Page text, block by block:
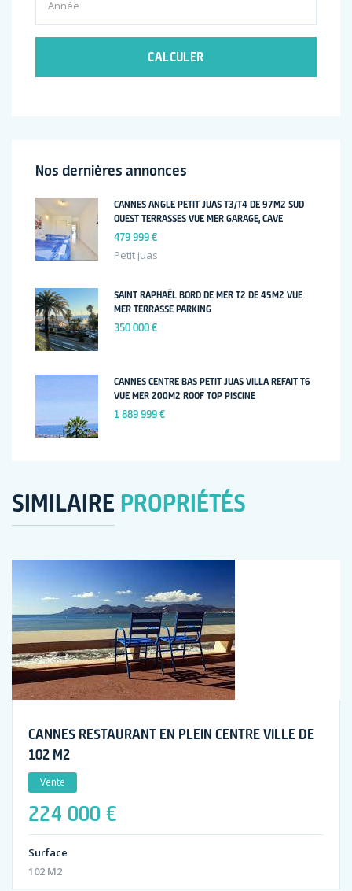
CALCULER
Nos dernières annonces
CANNES ANGLE PETIT JUAS T3/T4 DE 97M2 SUD
OUEST TERRASSES VUE MER GARAGE, CAVE
479 999 €
Petit juas
SAINT RAPHAËL BORD DE MER T2 DE 45M2 VUE
MER TERRASSE PARKING
350 000 €
CANNES CENTRE BAS PETIT JUAS VILLA REFAIT T6
VUE MER 200M2 ROOF TOP PISCINE
1 889 999 €
SIMILAIRE PROPRIÉTÉS
CANNES RESTAURANT EN PLEIN CENTRE VILLE DE
102 M2
Vente
224 000 €
Surface
102 M2